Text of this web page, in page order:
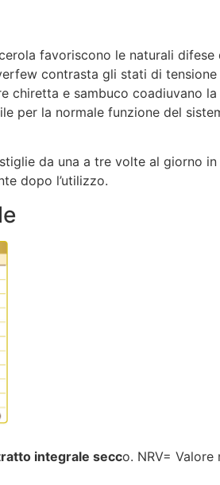
favoriscono le naturali difese
contrasta gli stati di
chiretta e sambuco coadiuvano
per la normale funzione del
da una a tre volte al giorno
dopo l’utilizzo.
integrale secco. NRV=